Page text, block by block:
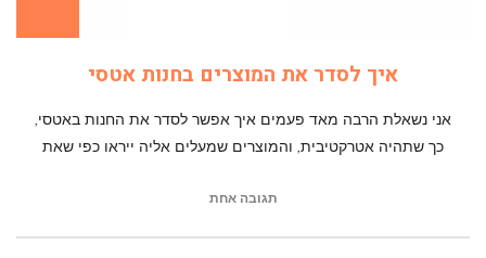
איך לסדר את המוצרים בחנות אטסי
אני נשאלת הרבה מאד פעמים איך אפשר לסדר את החנות באטסי,
כך שתהיה אטרקטיבית, והמוצרים שמעלים אליה ייראו כפי שאת
תגובה אחת